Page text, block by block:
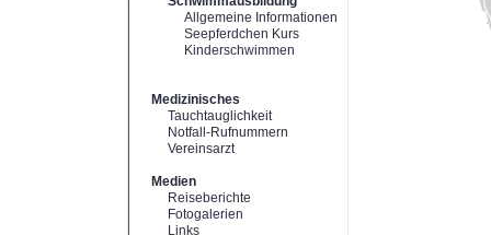
Allgemeine Informationen
Seepferdchen Kurs
Kinderschwimmen
Medizinisches
Tauchtauglichkeit
Notfall-Rufnummern
Vereinsarzt
Medien
Reiseberichte
Fotogalerien
Links